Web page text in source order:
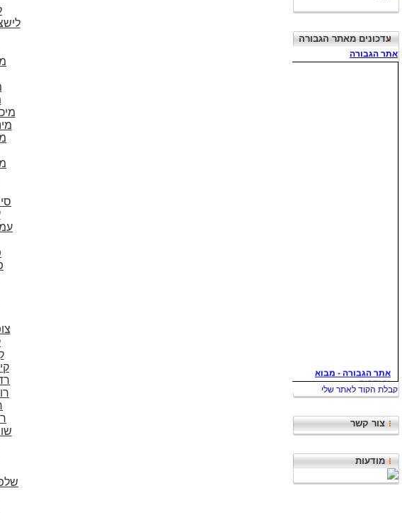
עדכונים מאתר הגבורה
צור קשר
מודעות